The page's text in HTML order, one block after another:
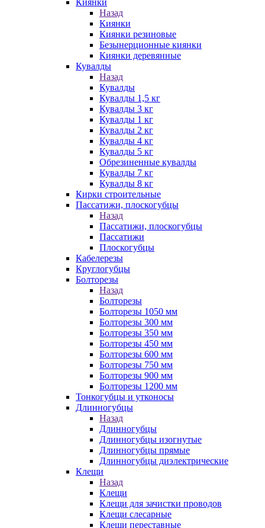
Киянки
Назад
Киянки
Киянки резиновые
Безынерционные киянки
Киянки деревянные
Кувалды
Назад
Кувалды
Кувалды 1,5 кг
Кувалды 3 кг
Кувалды 1 кг
Кувалды 2 кг
Кувалды 4 кг
Кувалды 5 кг
Обрезиненные кувалды
Кувалды 7 кг
Кувалды 8 кг
Кирки строительные
Пассатижи, плоскогубцы
Назад
Пассатижи, плоскогубцы
Пассатижи
Плоскогубцы
Кабелерезы
Круглогубцы
Болторезы
Назад
Болторезы
Болторезы 1050 мм
Болторезы 300 мм
Болторезы 350 мм
Болторезы 450 мм
Болторезы 600 мм
Болторезы 750 мм
Болторезы 900 мм
Болторезы 1200 мм
Тонкогубцы и утконосы
Длинногубцы
Назад
Длинногубцы
Длинногубцы изогнутые
Длинногубцы прямые
Длинногубцы диэлектрические
Клещи
Назад
Клещи
Клещи для зачистки проводов
Клещи слесарные
Клещи переставные